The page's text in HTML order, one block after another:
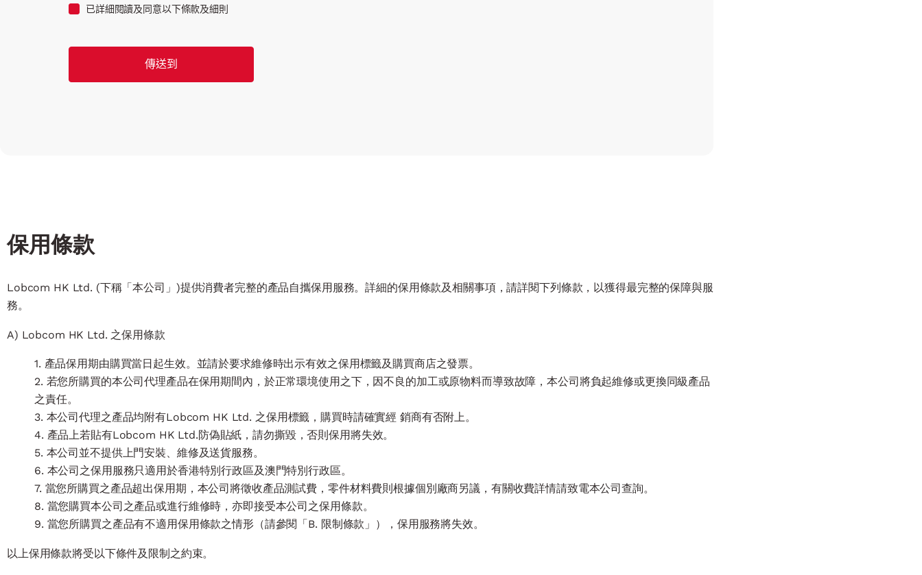
已詳細閱讀及同意以下條款及細則
保用條款
Lobcom HK Ltd. (下稱「本公司」)提供消費者完整的產品自攜保用服務。詳細的保用條款及相關事項，請詳閱下列條款，以獲得最完整的保障與服
務。
A) Lobcom HK Ltd. 之保用條款
1. 產品保用期由購買當日起生效。並請於要求維修時出示有效之保用標籤及購買商店之發票。
2. 若您所購買的本公司代理產品在保用期間內，於正常環境使用之下，因不良的加工或原物料而導致故障，本公司將負起維修或更換同級產品
之責任。
3. 本公司代理之產品均附有Lobcom HK Ltd. 之保用標籤，購買時請確實經 銷商有否附上。
4. 產品上若貼有Lobcom HK Ltd.防偽貼紙，請勿撕毀，否則保用將失效。
5. 本公司並不提供上門安裝、維修及送貨服務。
6. 本公司之保用服務只適用於香港特別行政區及澳門特別行政區。
7. 當您所購買之產品超出保用期，本公司將徵收產品測試費，零件材料費則根據個別廠商另議，有關收費詳情請致電本公司查詢。
8. 當您購買本公司之產品或進行維修時，亦即接受本公司之保用條款。
9. 當您所購買之產品有不適用保用條款之情形（請參閱「B. 限制條款」），保用服務將失效。
以上保用條款將受以下條件及限制之約束。